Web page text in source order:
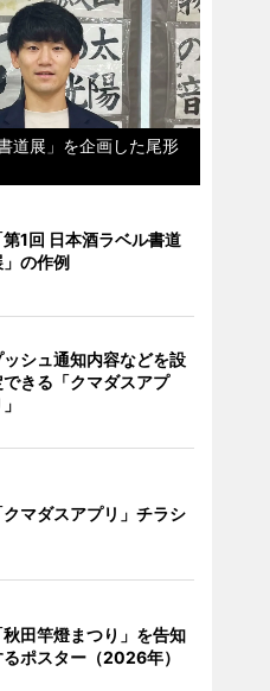
道展」を企画した尾形
第1回 日本酒ラベル書道
」の作例
ッシュ通知内容などを設
できる「クマダスアプ
クマダスアプリ」チラシ
秋田竿燈まつり」を告知
るポスター（2026年）